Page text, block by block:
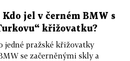
Kdo jel v černém BMW s
křižovatku?
jedné pražské křižovatky
se začerněnými skly a